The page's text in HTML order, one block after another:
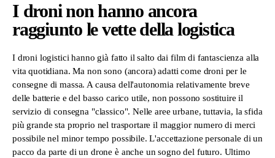
I droni non hanno ancora
raggiunto le vette della logistica
I droni logistici hanno già fatto il salto dai film di fantascienza alla
vita quotidiana. Ma non sono (ancora) adatti come droni per le
consegne di massa. A causa dell'autonomia relativamente breve
delle batterie e del basso carico utile, non possono sostituire il
servizio di consegna "classico". Nelle aree urbane, tuttavia, la sfida
più grande sta proprio nel trasportare il maggior numero di merci
possibile nel minor tempo possibile. L'accettazione personale di un
pacco da parte di un drone è anche un sogno del futuro. Ultimo